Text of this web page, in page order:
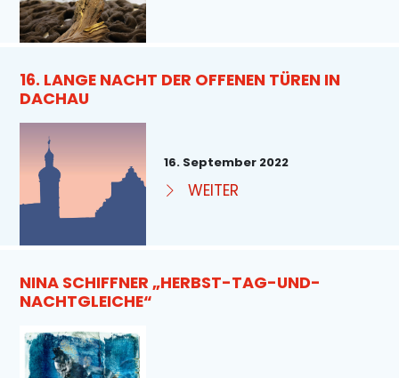
16. LANGE NACHT DER OFFENEN TÜREN IN
DACHAU
16. September 2022
WEITER
NINA SCHIFFNER „HERBST-TAG-UND-
NACHTGLEICHE“